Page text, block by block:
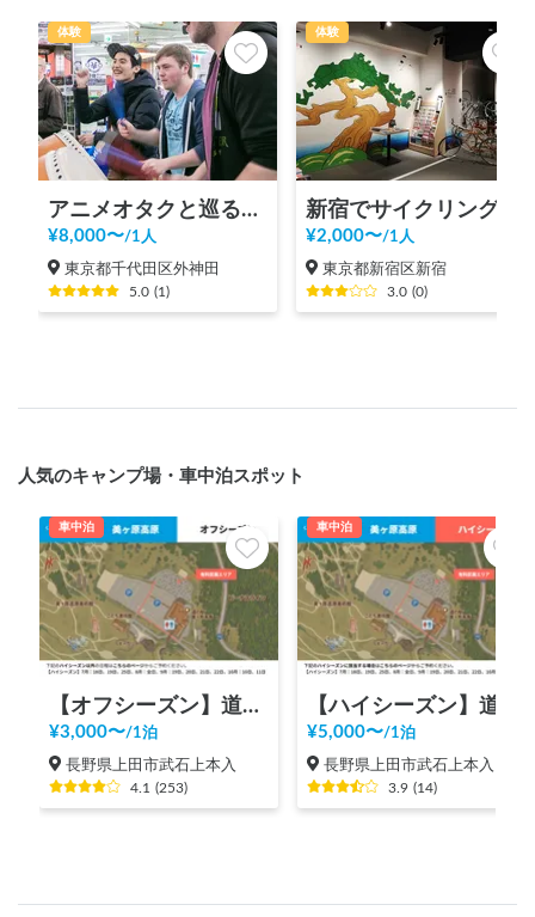
体験
アニメオタクと巡る秋葉原ツアー！
¥8,000〜/1人
東京都千代田区外神田
5.0 (1)
体験
¥2,000〜/1人
東京都新宿区新宿
3.0 (0)
人気のキャンプ場・車中泊スポット
車中泊
【オフシーズン】道の駅 美ヶ原高原
¥3,000〜/1泊
長野県上田市武石上本入
4.1 (253)
車中泊
¥5,000〜/1泊
長野県上田市武石上本入
3.9 (14)